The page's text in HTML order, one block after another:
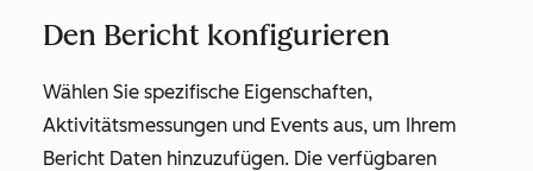
Den Bericht konfigurieren
Wählen Sie spezifische Eigenschaften,
Aktivitätsmessungen und Events aus, um Ihrem
Bericht Daten hinzuzufügen. Die verfügbaren